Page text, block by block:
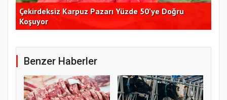
Çekirdeksiz Karpuz Pazarı Yüzde 50’ye Doğru
Koşuyor
Benzer Haberler